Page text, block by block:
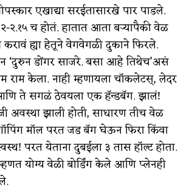
डेंग्यू: ताप उतरला म्हणजे धोका टळला असे नाही!
जुलै – इतिहासात घडलेल्या महत्त्वाच्या घटना
– झळाळी
‘अर्थ’पूर्ण हास्य
: खंडू रांगणेकर
अपूर्ण कथा
खटलं – संयुक्त कुटुंब का गरजेचं?
एखाद्या सरईतासारखे पार पाडले.
२.१५ च होतं. हातात आता बऱ्यापैकी वेळ
करावं ह्या हेतूने वेगवेगळी दुकाने फिरले.
‘दुरुन डोंगर साजरे. बसा आहे तिथेच’असं
राम केला. नाही म्हणायला चॉकलेटस्, लेदर
ते सगळं ठेवयला एक हॅन्डबॅग. झालं!
अवस्था झाली होती, साधारण तीच वेळ
मॉल परत जड बॅग घेऊन फिरा किंवा
परत येताना दुबईला ३ तास हॉल्ट होता.
योग्य वेळी बोर्डिंग केले आणि प्लेनही